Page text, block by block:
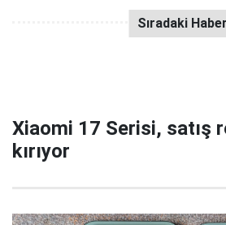
Xiaomi 17 Serisi, satış
kırıyor